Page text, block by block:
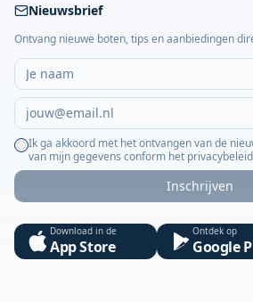
Nieuwsbrief
Ontvang nieuwe boten, tips en aanbiedingen
Ik ga akkoord met het ontvangen van de
van mijn gegevens conform het
Inschrijven
Download in de
App Store
Ontdek op
Google